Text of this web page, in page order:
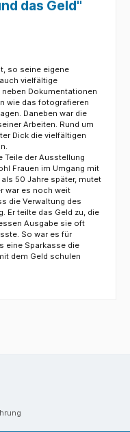
das Geld"
so seine eigene
vielfältige
Dokumentationen
wie das fotografieren
Daneben war die
Arbeiten. Rund um
Dick die vielfältigen
Teile der Ausstellung
Frauen im Umgang mit
50 Jahre später, mutet
war es noch weit
die Verwaltung des
Er teilte das Geld zu, die
Ausgabe sie oft
So war es für
eine Sparkasse die
dem Geld schulen